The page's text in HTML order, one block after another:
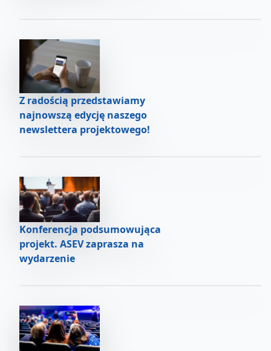
Z radością przedstawiamy
najnowszą edycję naszego
newslettera projektowego!
Konferencja podsumowująca
projekt. ASEV zaprasza na
wydarzenie